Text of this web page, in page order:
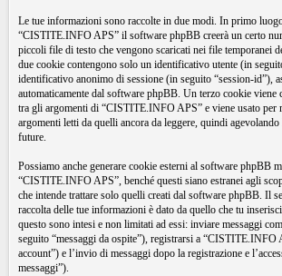
Le tue informazioni sono raccolte in due modi. In primo
“CISTITE.INFO APS” il software phpBB creerà un certo
piccoli file di testo che vengono scaricati nei file temporanei
due cookie contengono solo un identificativo utente (in
identificativo anonimo di sessione (in seguito “session-id”),
automaticamente dal software phpBB. Un terzo cookie viene
tra gli argomenti di “CISTITE.INFO APS” e viene usato per
argomenti letti da quelli ancora da leggere, quindi
future.
Possiamo anche generare cookie esterni al software phpBB
“CISTITE.INFO APS”, benché questi siano estranei agli
che intende trattare solo quelli creati dal software phpBB. Il
raccolta delle tue informazioni è dato da quello che tu
questo sono intesi e non limitati ad essi: inviare messaggi
seguito “messaggi da ospite”), registrarsi a “CISTITE.INFO
account”) e l’invio di messaggi dopo la registrazione e
messaggi”).